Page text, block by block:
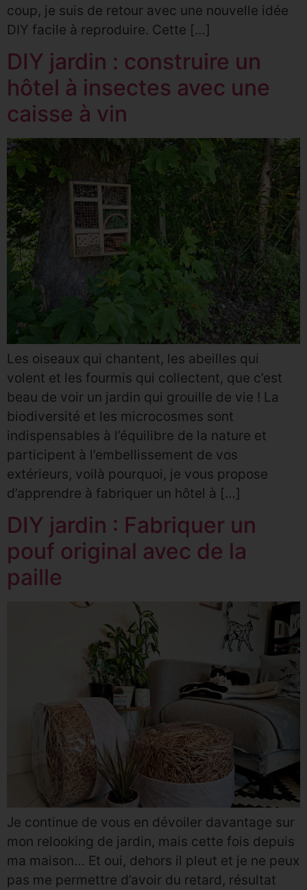
coup, je suis de retour avec une nouvelle idée
DIY facile à reproduire. Cette […]
DIY jardin : construire un
hôtel à insectes avec une
caisse à vin
Les oiseaux qui chantent, les abeilles qui
volent et les fourmis qui collectent, que c’est
beau de voir un jardin qui grouille de vie ! La
biodiversité et les microcosmes sont
indispensables à l’équilibre de la nature et
participent à l’embellissement de vos
extérieurs, voilà pourquoi, je vous propose
d’apprendre à fabriquer un hôtel à […]
DIY jardin : Fabriquer un
pouf original avec de la
paille
Je continue de vous en dévoiler davantage sur
mon relooking de jardin, mais cette fois depuis
ma maison… Et oui, dehors il pleut et je ne peux
pas me permettre d’avoir du retard, résultat